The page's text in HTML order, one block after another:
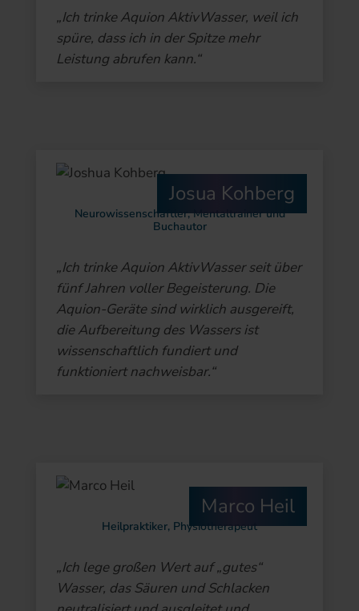
„Ich trinke Aquion AktivWasser, weil ich
spüre, dass ich in der Spitze mehr
Leistung abrufen kann.“
Josua Kohberg
Neurowissenschaftler, Mentaltrainer und
Buchautor
„Ich trinke Aquion AktivWasser seit über
fünf Jahren voller Begeisterung. Die
Aquion-Geräte sind wirklich ausgereift,
die Aufbereitung des Wassers ist
wissenschaftlich fundiert und
funktioniert nachweisbar.“
Marco Heil
Heilpraktiker, Physiotherapeut
„Ich lege großen Wert auf „gutes“
Wasser, das Säuren und Schlacken